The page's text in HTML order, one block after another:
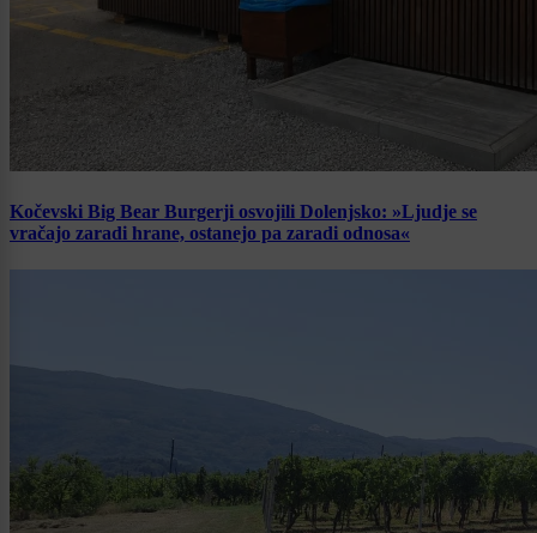
Kočevski Big Bear Burgerji osvojili Dolenjsko: »Ljudje se
vračajo zaradi hrane, ostanejo pa zaradi odnosa«